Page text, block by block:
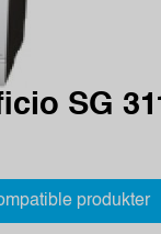
SG
produkter